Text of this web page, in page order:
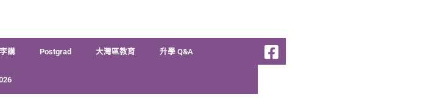
講 Postgrad 大灣區教育 升學 Q&A